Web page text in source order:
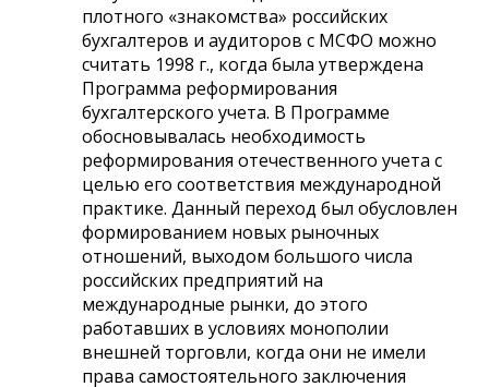
плотного «знакомства» российских
бухгалтеров и аудиторов с МСФО можно
считать 1998 г., когда была утверждена
Программа реформирования
бухгалтерского учета. В Программе
обосновывалась необходимость
реформирования отечественного учета с
целью его соответствия международной
практике. Данный переход был обусловлен
формированием новых рыночных
отношений, выходом большого числа
российских предприятий на
международные рынки, до этого
работавших в условиях монополии
внешней торговли, когда они не имели
права самостоятельного заключения